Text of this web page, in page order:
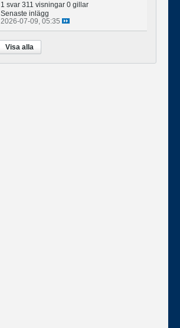
1 svar 311 visningar 0 gillar
Senaste inlägg
2026-07-09, 05:35
Visa alla